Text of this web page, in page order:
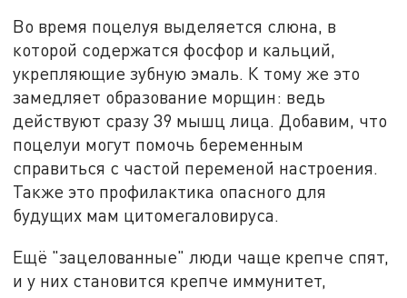
Во время поцелуя выделяется слюна, в
которой содержатся фосфор и кальций,
укрепляющие зубную эмаль. К тому же это
замедляет образование морщин: ведь
действуют сразу 39 мышц лица. Добавим, что
поцелуи могут помочь беременным
справиться с частой переменой настроения.
Также это профилактика опасного для
будущих мам цитомегаловируса.
Ещё "зацелованные" люди чаще крепче спят,
и у них становится крепче иммунитет,